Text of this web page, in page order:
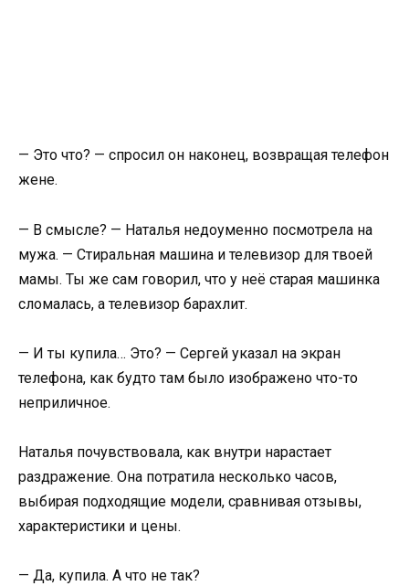
— Это что? — спросил он наконец, возвращая телефон
жене.
— В смысле? — Наталья недоуменно посмотрела на
мужа. — Стиральная машина и телевизор для твоей
мамы. Ты же сам говорил, что у неё старая машинка
сломалась, а телевизор барахлит.
— И ты купила… Это? — Сергей указал на экран
телефона, как будто там было изображено что-то
неприличное.
Наталья почувствовала, как внутри нарастает
раздражение. Она потратила несколько часов,
выбирая подходящие модели, сравнивая отзывы,
характеристики и цены.
— Да, купила. А что не так?